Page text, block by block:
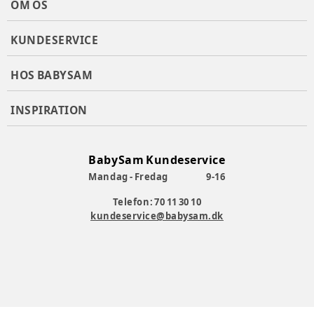
OM OS
KUNDESERVICE
HOS BABYSAM
INSPIRATION
BabySam Kundeservice
Mandag - Fredag
9-16
Telefon: 70 11 30 10
kundeservice@babysam.dk